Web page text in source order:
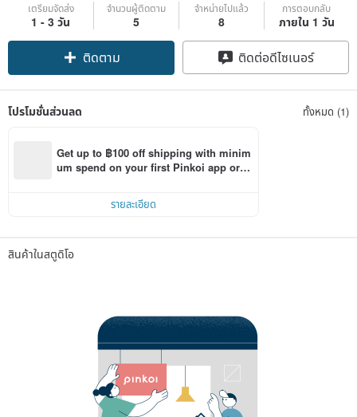
เตรียมจัดส่ง
1 - 3 วัน
จำนวนผู้ติดตาม
5
จำหน่ายไปแล้ว
8
การตอบกลับ
ภายใน 1 วัน
ติดตาม ติดต่อดีไซเนอร์
โปรโมชั่นส่วนลด ทั้งหมด (1)
Get up to ฿100 off shipping with minim
um spend on your first Pinkoi app orde
รายละเอียด
สินค้าในสตูดิโอ